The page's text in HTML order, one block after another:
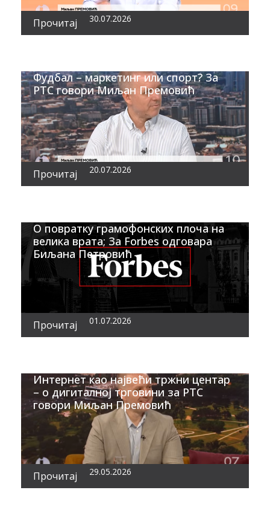
Прочитај 30.07.2026
Фудбал – маркетинг или спорт? За
РТС говори Миљан Премовић
Прочитај 20.07.2026
О повратку грамофонских плоча на
велика врата; За Forbes одговара
Биљана Петровић
Прочитај 01.07.2026
Интернет као највећи тржни центар
– о дигиталној трговини за РТС
говори Миљан Премовић
Прочитај 29.05.2026